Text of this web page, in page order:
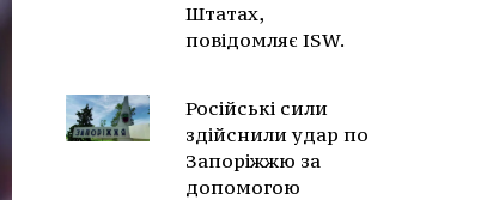
Штатах,
повідомляє ISW.
Російські сили
здійснили удар по
Запоріжжю за
допомогою